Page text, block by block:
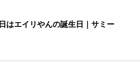
はエイリやんの誕生日｜サミー